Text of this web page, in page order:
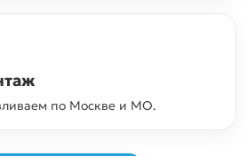
по Москве и МО.